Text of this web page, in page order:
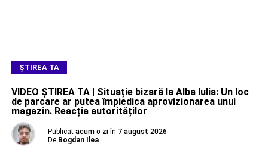
ŞTIREA TA
VIDEO ȘTIREA TA | Situație bizară la Alba Iulia: Un loc
de parcare ar putea împiedica aprovizionarea unui
magazin. Reacția autorităților
Publicat acum o zi în 7 august 2026
De Bogdan Ilea